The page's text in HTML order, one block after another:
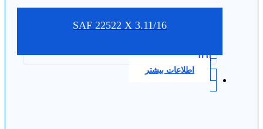
SAF 22522 X 3.11/16
0.0
اطلاعات بیشتر